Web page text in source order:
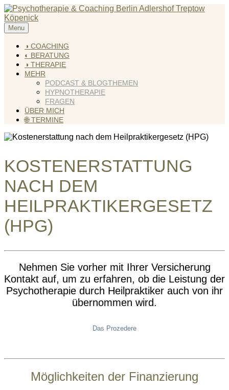
Skip
to
content
KREATIV & GELÖST
Andreas Scholz (HPP) Kreativ Coach & Heilpraktiker für
Psychotherapie
Menu
◑ COACHING
◐ BERATUNG
◑ THERAPIE
MEHR
PODCAST & BLOGTHEMEN
HYPNOTHERAPIE
FRAGEN
ÜBER MICH
🌐 TERMINE
KOSTENERSTATTUNG
NACH DEM
HEILPRAKTIKERGESETZ
(HPG)
Nehmen Sie vorher mit Ihrer Versicherung
Kontakt auf, um zu erfahren, ob die Leistung der
Psychotherapie durch Heilpraktiker auch von ihr
übernommen wird.
Das Prozedere
Möglichkeiten der Finanzierung